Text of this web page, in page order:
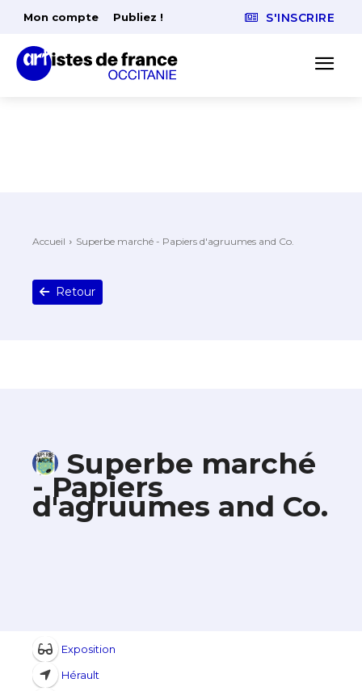
Mon compte Publiez ! S'INSCRIRE
Accueil Superbe marché - Papiers d'agruumes and Co.
Retour
Superbe marché
- Papiers
d'agruumes and Co.
Exposition
Hérault